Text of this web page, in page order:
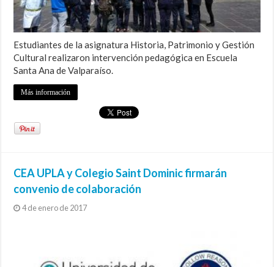
Estudiantes de la asignatura Historia, Patrimonio y Gestión
Cultural realizaron intervención pedagógica en Escuela
Santa Ana de Valparaíso.
Más información
CEA UPLA y Colegio Saint Dominic firmarán
convenio de colaboración
4 de enero de 2017